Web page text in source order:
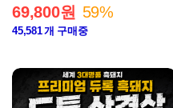
69,800원 59%
45,581개 구매중